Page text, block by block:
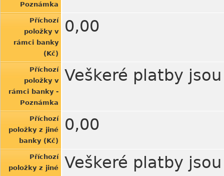
Poznámka
Příchozí
položky v
rámci banky
(Kč)
0,00
Příchozí
položky v
rámci banky -
Poznámka
Veškeré platby
Příchozí
položky z jiné
banky (Kč)
0,00
Příchozí
položky z jiné
Veškeré platby